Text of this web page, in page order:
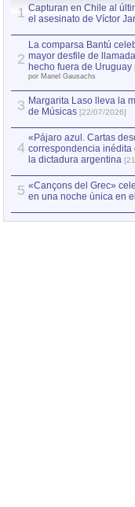
1 Capturan en Chile al
el asesinato de Víctor
2
La comparsa Bantú
mayor desfile de
hecho fuera de Uruguay
por Manel Gausachs
3 Margarita Laso lleva la
de Músicas [22/07/2026]
4
«Pájaro azul. Cartas
correspondencia inédita
la dictadura argentina
5 «Cançons del Grec»
en una noche única en